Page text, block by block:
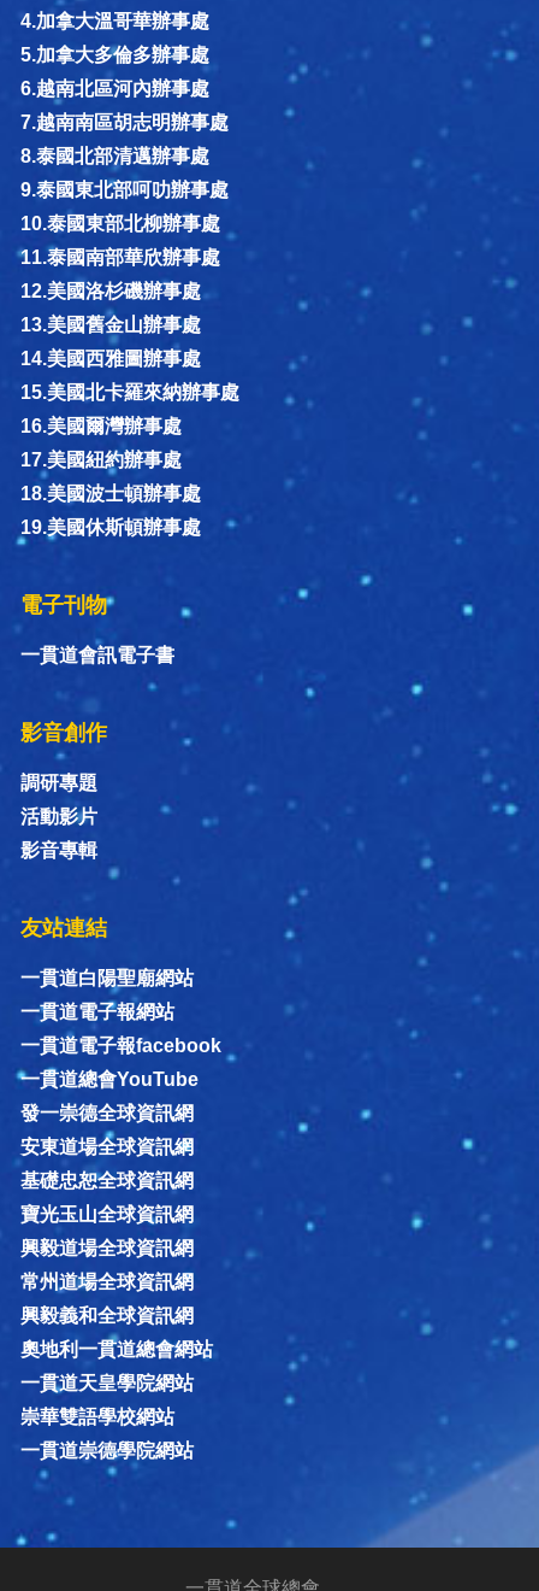
4.加拿大溫哥華辦事處
5.加拿大多倫多辦事處
6.越南北區河內辦事處
7.越南南區胡志明辦事處
8.泰國北部清邁辦事處
9.泰國東北部呵叻辦事處
10.泰國東部北柳辦事處
11.泰國南部華欣辦事處
12.美國洛杉磯辦事處
13.美國舊金山辦事處
14.美國西雅圖辦事處
15.美國北卡羅來納辦事處
16.美國爾灣辦事處
17.美國紐約辦事處
18.美國波士頓辦事處
19.美國休斯頓辦事處
電子刊物
一貫道會訊電子書
影音創作
調研專題
活動影片
影音專輯
友站連結
一貫道白陽聖廟網站
一貫道電子報網站
一貫道電子報facebook
一貫道總會YouTube
發一崇德全球資訊網
安東道場全球資訊網
基礎忠恕全球資訊網
寶光玉山全球資訊網
興毅道場全球資訊網
常州道場全球資訊網
興毅義和全球資訊網
奧地利一貫道總會網站
一貫道天皇學院網站
崇華雙語學校網站
一貫道崇德學院網站